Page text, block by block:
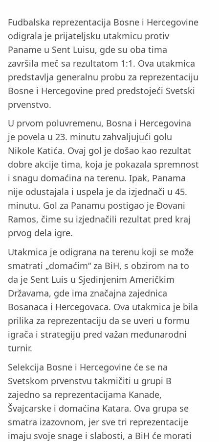
Fudbalska reprezentacija Bosne i Hercegovine
odigrala je prijateljsku utakmicu protiv
Paname u Sent Luisu, gde su oba tima
završila meč sa rezultatom 1:1. Ova utakmica
predstavlja generalnu probu za reprezentaciju
Bosne i Hercegovine pred predstojeći Svetski
prvenstvo.
U prvom poluvremenu, Bosna i Hercegovina
je povela u 23. minutu zahvaljujući golu
Nikole Katića. Ovaj gol je došao kao rezultat
dobre akcije tima, koja je pokazala spremnost
i snagu domaćina na terenu. Ipak, Panama
nije odustajala i uspela je da izjednači u 45.
minutu. Gol za Panamu postigao je Đovani
Ramos, čime su izjednačili rezultat pred kraj
prvog dela igre.
Utakmica je odigrana na terenu koji se može
smatrati „domaćim“ za BiH, s obzirom na to
da je Sent Luis u Sjedinjenim Američkim
Državama, gde ima značajna zajednica
Bosanaca i Hercegovaca. Ova utakmica je bila
prilika za reprezentaciju da se uveri u formu
igrača i strategiju pred važan međunarodni
turnir.
Selekcija Bosne i Hercegovine će se na
Svetskom prvenstvu takmičiti u grupi B
zajedno sa reprezentacijama Kanade,
Švajcarske i domaćina Katara. Ova grupa se
smatra izazovnom, jer sve tri reprezentacije
imaju svoje snage i slabosti, a BiH će morati